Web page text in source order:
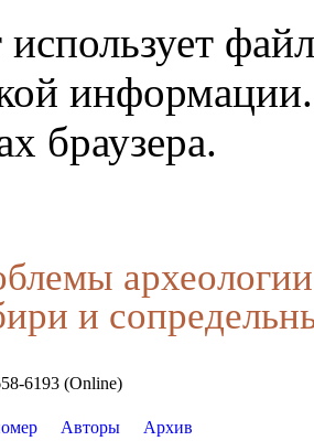
браузера.
и
6193 (Online)
Авторы Архив